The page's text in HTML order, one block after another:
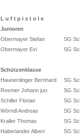
L u f t p i s t o l e
Junioren
Obermayer Stefan
SG
Obermayer Evi SG
Schützenklasse
Haunerdinger Bernhard
SG
Rosmer Johann jun.
SG
Schiller Florian
SG
Wörndl Andreas
SG
Kraller Thomas
SG
Haberlander Albert
SG